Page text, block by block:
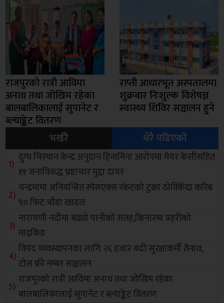
राजपुरको रात्री आविमा
अनाथ तथा जोखिम रहेका
बालबालिकालाई सुपानेट र
ब्ल्याङ्केट वितरण
राप्ती आधारभूत अस्पतालमा
शुक्रबार निःशुल्क विशेषज्ञ
स्वास्थ्य शिविर सञ्चालन हुने
भर्खरै
धेरै पढिएको
दुग्ध चिस्यान केन्द्र अनुदान हिनामिना आरोपमा मेयर केसीसहित
११ जनाविरुद्ध भ्रष्टाचार मुद्दा दायर
चन्द्रमामा अनियन्त्रित स्पेसएक्स रकेटको टुक्रा ठोक्किँदा करिब
९० फिट चौडा खाडल
नारायणी नदीमा बढ्यो पानीको सतह,किनारमा प्रहरीको
माइकिङ
विपद व्यवस्थापनका लागि २६ हजार बढी सुरक्षाकर्मी तैनाथ,
टोल फ्री नम्बर सञ्चालन
राजपुरको रात्री आविमा अनाथ तथा जोखिम रहेका
बालबालिकालाई सुपानेट र ब्ल्याङ्केट वितरण